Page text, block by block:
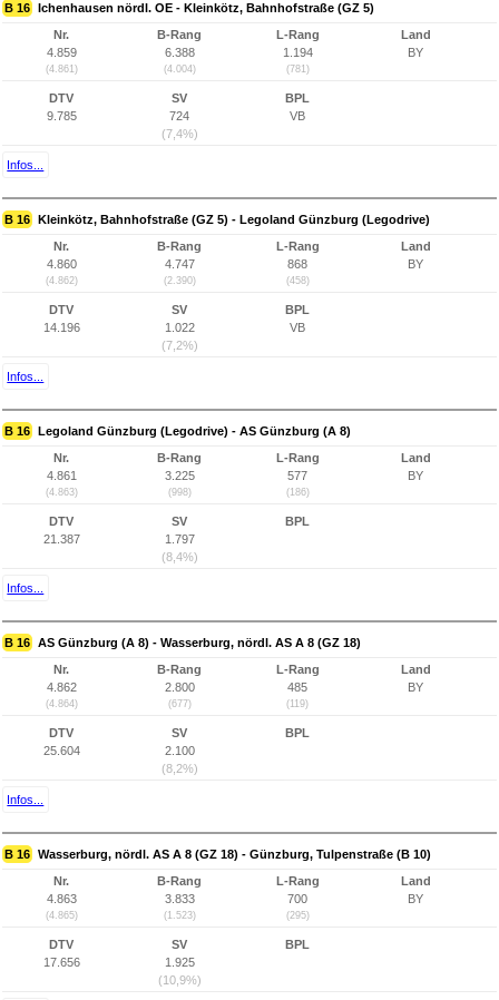
B 16 Ichenhausen nördl. OE - Kleinkötz, Bahnhofstraße (GZ 5)
Nr.
4.859
(4.861)
B-Rang
6.388
(4.004)
L-Rang
1.194
(781)
Land
BY
DTV
9.785
SV
724
(7,4%)
BPL
VB
Infos...
B 16 Kleinkötz, Bahnhofstraße (GZ 5) - Legoland Günzburg (Legodrive)
Nr.
4.860
(4.862)
B-Rang
4.747
(2.390)
L-Rang
868
(458)
Land
BY
DTV
14.196
SV
1.022
(7,2%)
BPL
VB
Infos...
B 16 Legoland Günzburg (Legodrive) - AS Günzburg (A 8)
Nr.
4.861
(4.863)
B-Rang
3.225
(998)
L-Rang
577
(186)
Land
BY
DTV
21.387
SV
1.797
(8,4%)
BPL
Infos...
B 16 AS Günzburg (A 8) - Wasserburg, nördl. AS A 8 (GZ 18)
Nr.
4.862
(4.864)
B-Rang
2.800
(677)
L-Rang
485
(119)
Land
BY
DTV
25.604
SV
2.100
(8,2%)
BPL
Infos...
B 16 Wasserburg, nördl. AS A 8 (GZ 18) - Günzburg, Tulpenstraße (B 10)
Nr.
4.863
(4.865)
B-Rang
3.833
(1.523)
L-Rang
700
(295)
Land
BY
DTV
17.656
SV
1.925
(10,9%)
BPL